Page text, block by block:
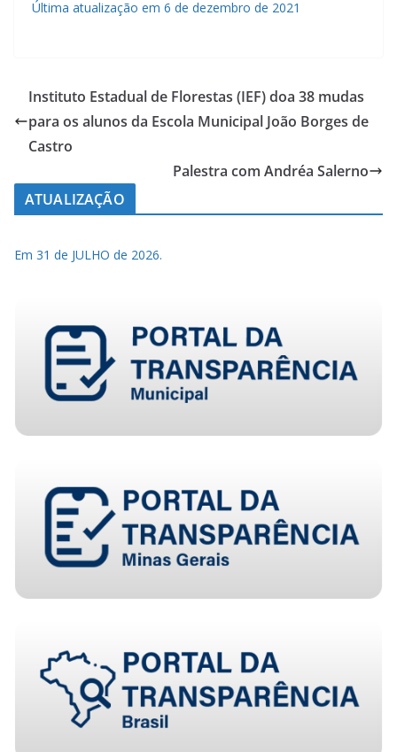
Última atualização em 6 de dezembro de 2021
Instituto Estadual de Florestas (IEF) doa 38 mudas
para os alunos da Escola Municipal João Borges de
Castro
Palestra com Andréa Salerno
ATUALIZAÇÃO
Em 31 de JULHO de 2026.